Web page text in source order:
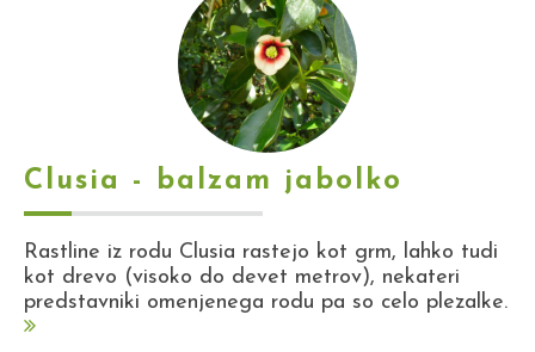
Clusia - balzam jabolko
Rastline iz rodu Clusia rastejo kot grm, lahko tudi
kot drevo (visoko do devet metrov), nekateri
predstavniki omenjenega rodu pa so celo plezalke.